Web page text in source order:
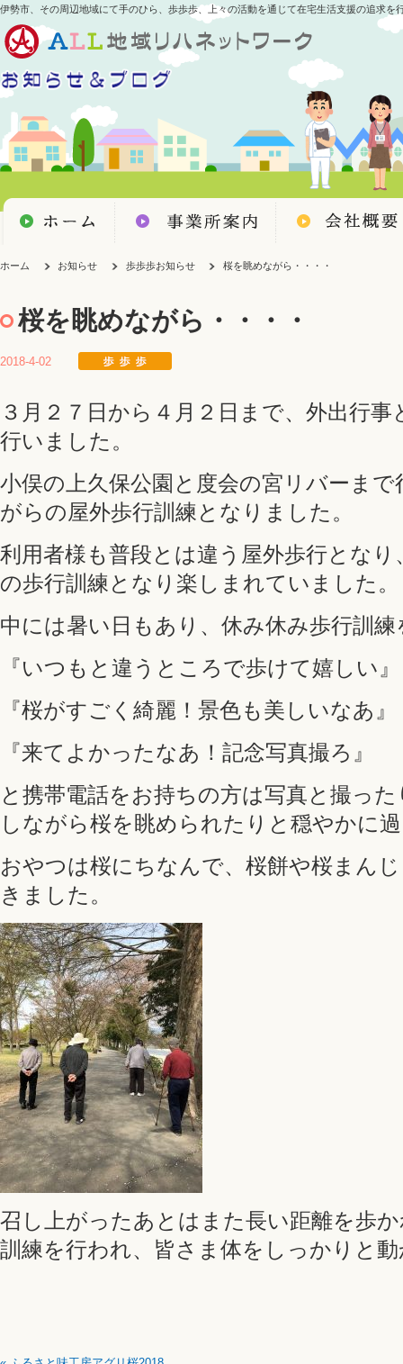
伊勢市、その周辺地域にて手のひら、歩歩歩、上々の活動を通じて在宅生活支援の追求を
ホーム お知らせ 歩歩歩お知らせ 桜を眺めながら・・・・
桜を眺めながら・・・・
2018-4-02
３月２７日から４月２日まで、外出行
行いました。
小俣の上久保公園と度会の宮リバーま
がらの屋外歩行訓練となりました。
利用者様も普段とは違う屋外歩行とな
の歩行訓練となり楽しまれていました。
中には暑い日もあり、休み休み歩行訓
『いつもと違うところで歩けて嬉しい』
『桜がすごく綺麗！景色も美しいなあ』
『来てよかったなあ！記念写真撮ろ』
と携帯電話をお持ちの方は写真と撮っ
しながら桜を眺められたりと穏やかに
おやつは桜にちなんで、桜餅や桜まん
きました。
召し上がったあとはまた長い距離を歩
訓練を行われ、皆さま体をしっかりと